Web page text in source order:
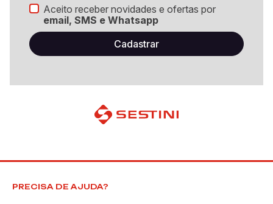
Aceito receber novidades e ofertas por
email, SMS e Whatsapp
PRECISA DE AJUDA?